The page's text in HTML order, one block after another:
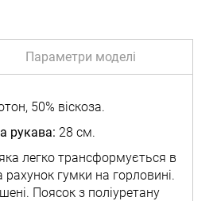
Параметри моделі
50% віскоза.
рукава: 28 см.
легко трансформується в
гумки на горловині.
Поясок з поліуретану